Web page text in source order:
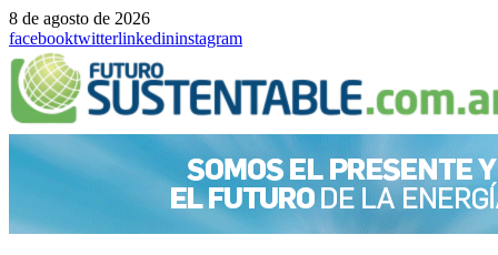
8 de agosto de 2026
facebooktwitterlinkedininstagram